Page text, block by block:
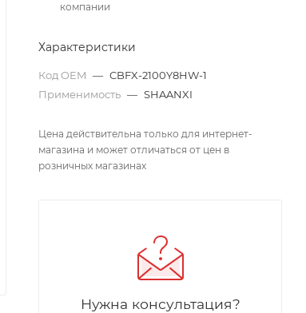
компании
Характеристики
Код OEM — CBFX-2100Y8HW-1
Применимость — SHAANXI
Цена действительна только для интернет-
магазина и может отличаться от цен в
розничных магазинах
Нужна консультация?